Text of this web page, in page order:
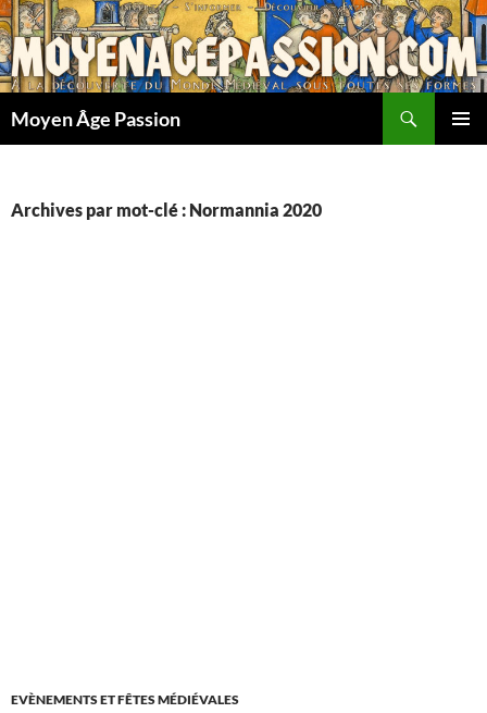
Aller
au
contenu
Moyen Âge Passion
Archives par mot-clé : Normannia 2020
EVÈNEMENTS ET FÊTES MÉDIÉVALES